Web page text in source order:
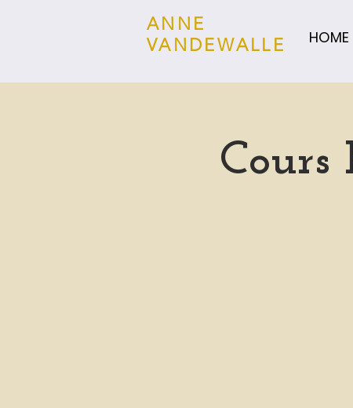
ANNE
VANDEWALLE
HOME